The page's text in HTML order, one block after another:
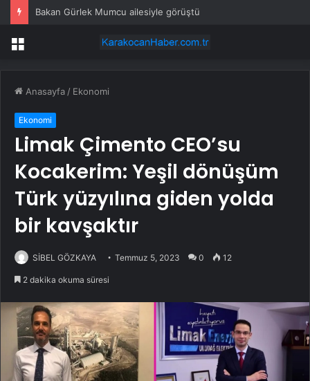
Bakan Gürlek Mumcu ailesiyle görüştü
Menü
Anasayfa / Ekonomi
Ekonomi
Limak Çimento CEO’su
Kocakerim: Yeşil dönüşüm
Türk yüzyılına giden yolda
bir kavşaktır
SİBEL GÖZKAYA Temmuz 5, 2023 0 12
2 dakika okuma süresi